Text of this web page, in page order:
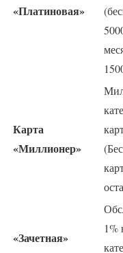
«Платиновая»
Карта
«Миллионер»
«Зачетная»
1%